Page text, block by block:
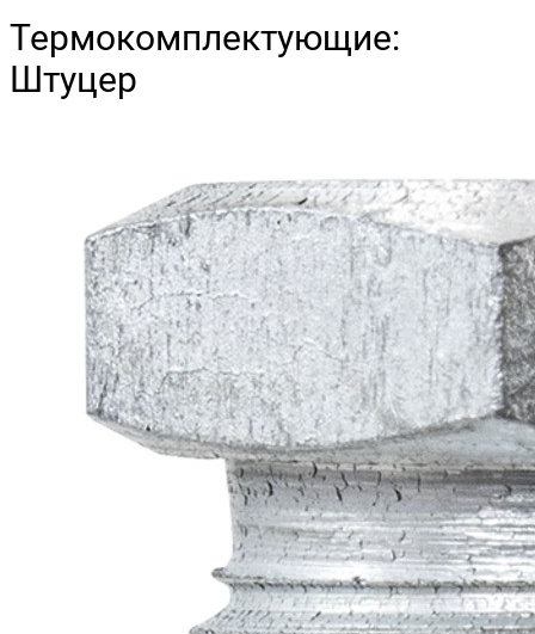
Термокомплектующие:
Штуцер